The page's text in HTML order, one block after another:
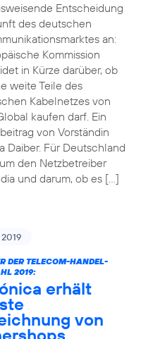
Entscheidung
des deutschen
an:
Kommission
in Kürze darüber, ob
weite Teile des
Kabelnetzes von
kaufen darf. Ein
von Vorständin
Daiber. Für Deutschland
den Netzbetreiber
und darum, ob es […]
DER TELECOM-HANDEL-
2019:
erhält
von